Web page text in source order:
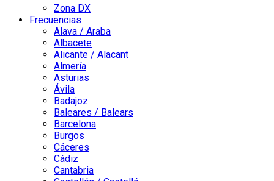
Zona DX
Frecuencias
Alava / Araba
Albacete
Alicante / Alacant
Almería
Asturias
Ávila
Badajoz
Baleares / Balears
Barcelona
Burgos
Cáceres
Cádiz
Cantabria